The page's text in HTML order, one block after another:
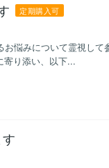
定期購入可
悩みについて霊視して
寄り添い、以下...